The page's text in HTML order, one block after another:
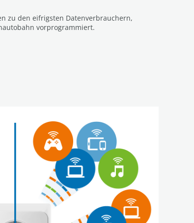
zu den eifrigsten Datenverbrauchern,
vorprogrammiert.